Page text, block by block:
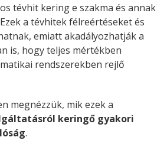
tévhit kering e szakma és annak
a tévhitek félreértéseket és
emiatt akadályozhatják a
is, hogy teljes mértékben
rendszerekben rejlő
megnézzük, mik ezek a
keringő gyakori
.